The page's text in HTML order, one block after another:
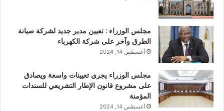
مجلس الوزراء : تعيين مدير جديد لشركة صيانة
الطرق وآخر على شركة الكهرباء
أغسطس 14, 2024
مجلس الوزراء يجري تعيينات واسعة ويصادق
على مشروع قانون الإطار التشريعي للسندات
المؤمنة
أغسطس 14, 2024